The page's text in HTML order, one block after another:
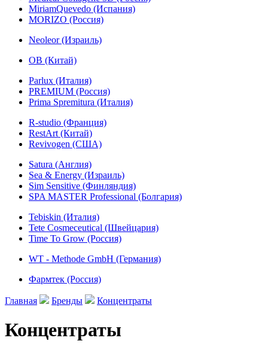
MiriamQuevedo (Испания)
MORIZO (Россия)
Neoleor (Израиль)
OB (Китай)
Parlux (Италия)
PREMIUM (Россия)
Prima Spremitura (Италия)
R-studio (Франция)
RestArt (Китай)
Revivogen (США)
Satura (Англия)
Sea & Energy (Израиль)
Sim Sensitive (Финляндия)
SPA MASTER Professional (Болгария)
Tebiskin (Италия)
Tete Cosmeceutical (Швейцария)
Time To Grow (Россия)
WT - Methode GmbH (Германия)
Фармтек (Россия)
Главная Бренды Концентраты
Концентраты